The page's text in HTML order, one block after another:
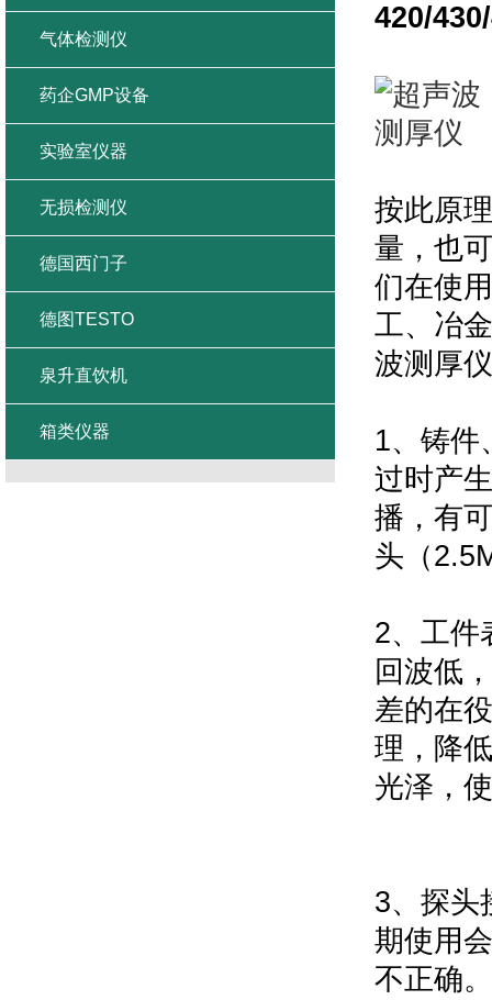
420/
按此原
量，也
们在使
工、冶
波测厚
1、铸件
过时产
播，有
头（
2、工件
回波低
差的在
理，降
光泽，
3、探头
期使用
不正确
气体检测仪
药企GMP设备
实验室仪器
无损检测仪
德国西门子
德图TESTO
泉升直饮机
箱类仪器